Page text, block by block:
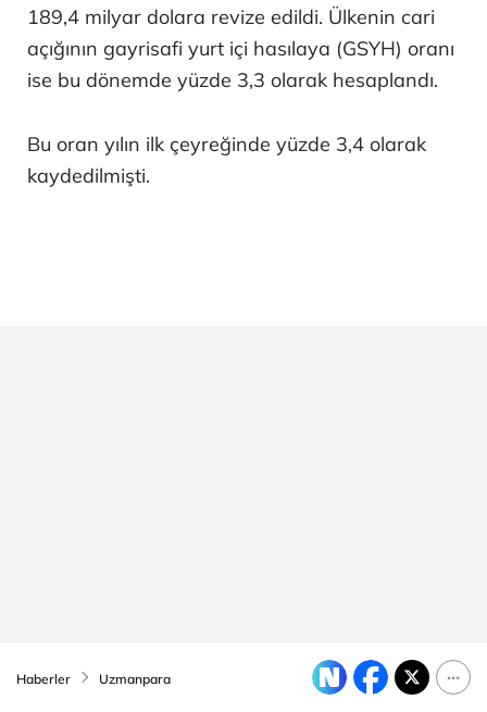
189,4 milyar dolara revize edildi. Ülkenin cari
açığının gayrisafi yurt içi hasılaya (GSYH) oranı
ise bu dönemde yüzde 3,3 olarak hesaplandı.
Bu oran yılın ilk çeyreğinde yüzde 3,4 olarak
kaydedilmişti.
Haberler Uzmanpara